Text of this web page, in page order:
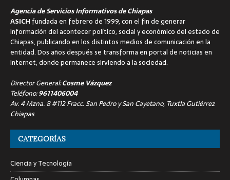
Agencia de Servicios Informativos de Chiapas
ASICH fundada en febrero de 1999, con el fin de generar
información del acontecer político, social y económico del estado de
Chiapas, publicando en los distintos medios de comunicación en la
entidad. Dos años después se transforma en portal de noticias en
internet, donde permanece sirviendo a la sociedad.
Director General:Cosme Vázquez
Teléfono:9611406004
Av. 4 Mzna. 8 #112 Fracc. San Pedro y San Cayetano, Tuxtla Gutiérrez
Chiapas
CATEGORÍAS
Ciencia y Tecnología